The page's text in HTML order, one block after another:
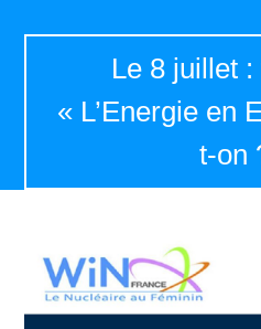
Le 8 juillet
« L’Energie en
t-on